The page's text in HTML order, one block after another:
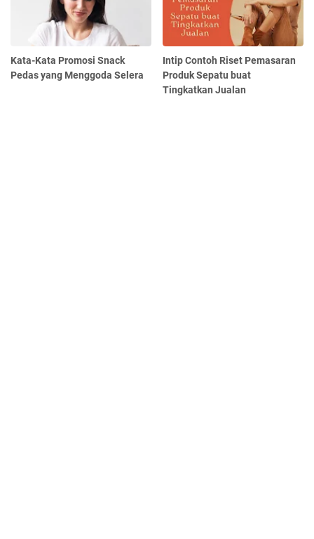
Kata-Kata Promosi Snack
Pedas yang Menggoda Selera
Intip Contoh Riset Pemasaran
Produk Sepatu buat
Tingkatkan Jualan